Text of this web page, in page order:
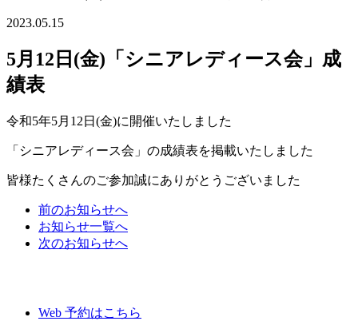
2023.05.15
5月12日(金)「シニアレディース会」成
績表
令和5年5月12日(金)に開催いたしました
「シニアレディース会」の成績表を掲載いたしました
皆様たくさんのご参加誠にありがとうございました
前のお知らせへ
お知らせ一覧へ
次のお知らせへ
Web 予約はこちら